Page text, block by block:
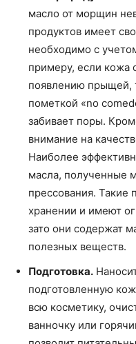
масло от морщин
продуктов имеет
необходимо с
примеру, если кожа
появлению прыщей,
пометкой «no
забивает поры.
внимание на
Наиболее
масла, полученные
прессования. Такие
хранении и имеют
зато они содержат
полезных веществ.
Подготовка.
подготовленную
всю косметику,
ванночку или